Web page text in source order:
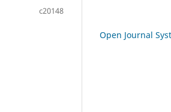
c20148
Open Journal